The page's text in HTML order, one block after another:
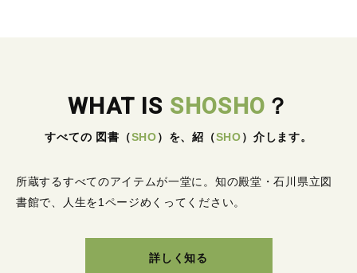
WHAT IS SHOSHO ？
すべての 図書 （SHO） を、紹 （SHO） 介します。
所蔵するすべてのアイテムが一堂に。 知の殿堂・石川県立図
書館で、人生を1ページめくってください。
詳しく知る